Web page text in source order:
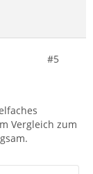
#5
Vergleich zum